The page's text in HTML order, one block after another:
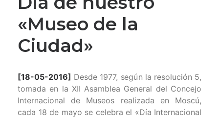
«Museo de la
Ciudad»
[18-05-2016] Desde 1977, según la resolución 5,
tomada en la XII Asamblea General del Concejo
Internacional de Museos realizada en Moscú,
cada 18 de mayo se celebra el «Día Internacional